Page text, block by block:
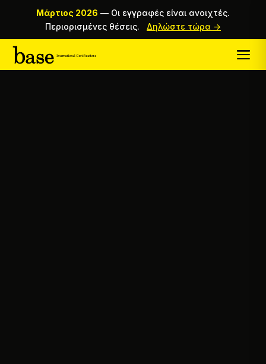
Μάρτιος 2026 — Οι εγγραφές είναι ανοιχτές.
Περιορισμένες θέσεις.
Δηλώστε τώρα →